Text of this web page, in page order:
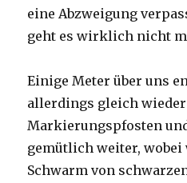
eine Abzweigung
geht es wirklich nicht
Einige Meter über uns
allerdings gleich
Markierungspfosten
gemütlich weiter,
Schwarm von